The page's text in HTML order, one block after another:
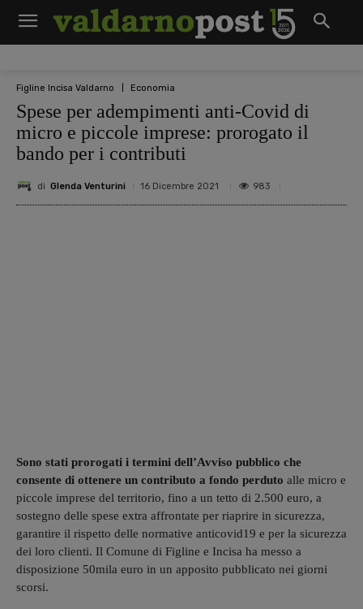
Figline Incisa Valdarno Economia
Spese per adempimenti anti-Covid di
micro e piccole imprese: prorogato il
bando per i contributi
di Glenda Venturini 16 Dicembre 2021 983
Sono stati prorogati i termini dell’Avviso pubblico che
consente di ottenere un contributo a fondo perduto alle micro e
piccole imprese del territorio, fino a un tetto di 2.500 euro, a
sostegno delle spese extra affrontate per riaprire in sicurezza,
garantire il rispetto delle normative anticovid19 e per la sicurezza
dei loro clienti. Il Comune di Figline e Incisa ha messo a
disposizione 50mila euro in un apposito pubblicato nei giorni
scorsi.